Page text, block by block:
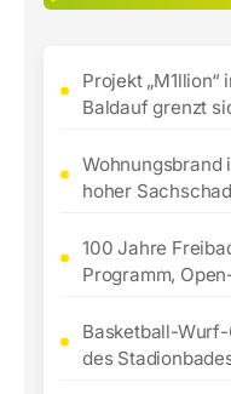
Projekt
Baldauf grenzt
Wohnungsbrand
hoher
100 Jahre
Programm,
Basketball-
des